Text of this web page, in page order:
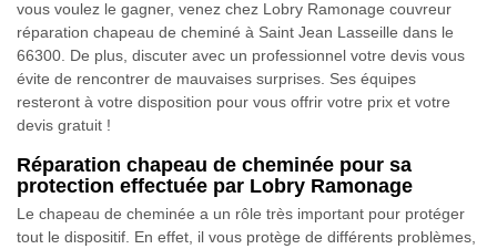
vous voulez le gagner, venez chez Lobry Ramonage couvreur
réparation chapeau de cheminé à Saint Jean Lasseille dans le
66300. De plus, discuter avec un professionnel votre devis vous
évite de rencontrer de mauvaises surprises. Ses équipes
resteront à votre disposition pour vous offrir votre prix et votre
devis gratuit !
Réparation chapeau de cheminée pour sa
protection effectuée par Lobry Ramonage
Le chapeau de cheminée a un rôle très important pour protéger
tout le dispositif. En effet, il vous protège de différents problèmes,